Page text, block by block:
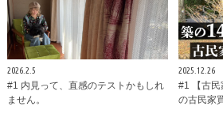
2026.2.5
#1 内見って、直感のテストかもしれ
ません。
2025.12.26
#1 【古
の古民家